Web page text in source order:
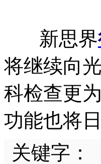
新思界
将继续向
科检查更
功能也将
关键字：